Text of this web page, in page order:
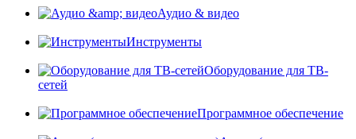
Аудио & видео
Инструменты
Оборудование для ТВ-
сетей
Программное обеспечение